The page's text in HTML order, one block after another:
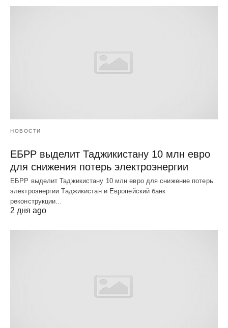
НОВОСТИ
ЕБРР выделит Таджикистану 10 млн евро
для снижения потерь электроэнергии
ЕБРР выделит Таджикистану 10 млн евро для снижение потерь
электроэнергии Таджикистан и Европейский банк
реконструкции…
2 дня ago